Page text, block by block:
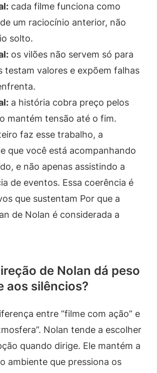
cada filme funciona como
um raciocínio anterior, não
solto.
os vilões não servem só para
testam valores e expõem falhas
a história cobra preço pelos
mantém tensão até o fim.
faz esse trabalho, a
que você está acompanhando
e não apenas assistindo a
de eventos. Essa coerência é
que sustentam Por que a
de Nolan é considerada a
de Nolan dá peso
aos silêncios?
entre “filme com ação” e
Nolan tende a escolher
quando dirige. Ele mantém a
ambiente que pressiona os